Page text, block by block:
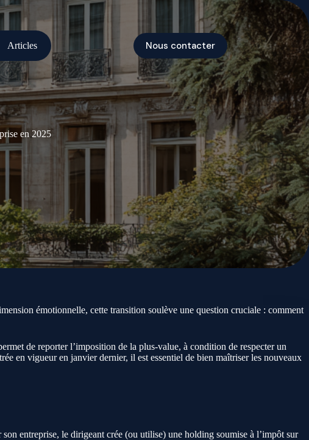
Articles Nous contacter
en 2025
émotionnelle, cette transition soulève une question cruciale : comment
de reporter l’imposition de la plus-value, à condition de respecter un
en vigueur en janvier dernier, il est essentiel de bien maîtriser les nouveaux
entreprise, le dirigeant crée (ou utilise) une holding soumise à l’impôt sur